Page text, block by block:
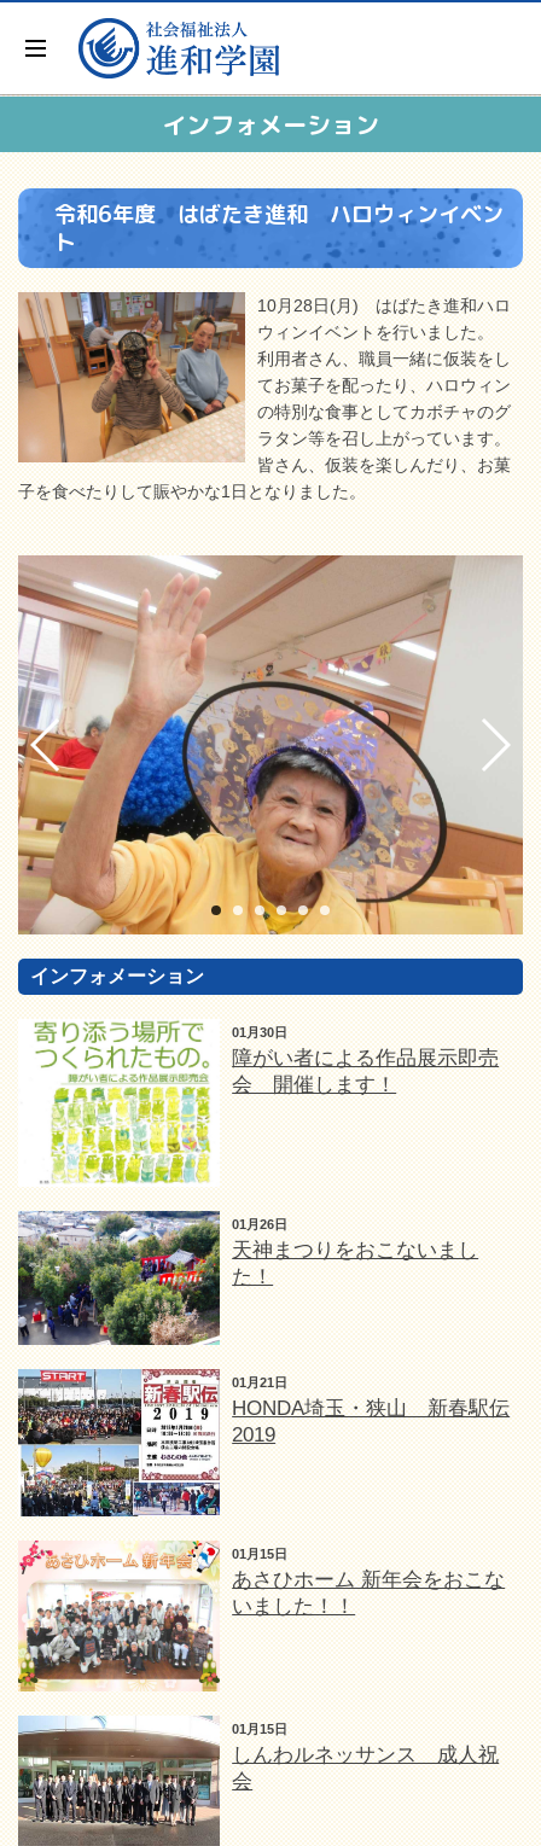
インフォメーション
令和6年度 はばたき進和 ハロウィンイベン
ト
10月28日(月) はばたき進和ハロ
ウィンイベントを行いました。
利用者さん、職員一緒に仮装をし
てお菓子を配ったり、ハロウィン
の特別な食事としてカボチャのグ
ラタン等を召し上がっています。
皆さん、仮装を楽しんだり、お菓
子を食べたりして賑やかな1日となりました。
インフォメーション
01月30日
障がい者による作品展示即売
会 開催します！
01月26日
天神まつりをおこないまし
た！
01月21日
HONDA埼玉・狭山 新春駅伝
2019
01月15日
あさひホーム 新年会をおこな
いました！！
01月15日
しんわルネッサンス 成人祝
会